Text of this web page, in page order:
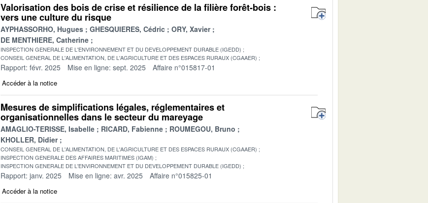
Valorisation des bois de crise et résilience de la filière forêt-bois :
vers une culture du risque
AYPHASSORHO, Hugues GHESQUIERES, Cédric
ORY, Xavier
DE MENTHIERE, Catherine
INSPECTION GENERALE DE L'ENVIRONNEMENT ET DU DEVELOPPEMENT DURABLE (IGEDD)
CONSEIL GENERAL DE L'ALIMENTATION, DE L'AGRICULTURE ET DES ESPACES RURAUX (CGAAER)
Rapport: févr. 2025 Mise en ligne: sept. 2025 Affaire n°015817-01
Accéder à la notice
Mesures de simplifications légales, réglementaires et
organisationnelles dans le secteur du mareyage
AMAGLIO-TERISSE, Isabelle RICARD, Fabienne
ROUMEGOU, Bruno
KHOLLER, Didier
CONSEIL GENERAL DE L'ALIMENTATION, DE L'AGRICULTURE ET DES ESPACES RURAUX (CGAAER)
INSPECTION GENERALE DES AFFAIRES MARITIMES (IGAM)
INSPECTION GENERALE DE L'ENVIRONNEMENT ET DU DEVELOPPEMENT DURABLE (IGEDD)
Rapport: janv. 2025 Mise en ligne: avr. 2025 Affaire n°015825-01
Accéder à la notice